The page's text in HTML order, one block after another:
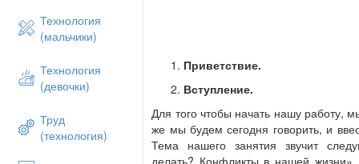
Технология
(мальчики)
Технология
(девочки)
Труд
(технология)
Приветствие.
Вступление.
Для того чтобы начать нашу работу,
же мы будем сегодня говорить, и
Тема нашего занятия звучит
делать? Конфликты в нашей